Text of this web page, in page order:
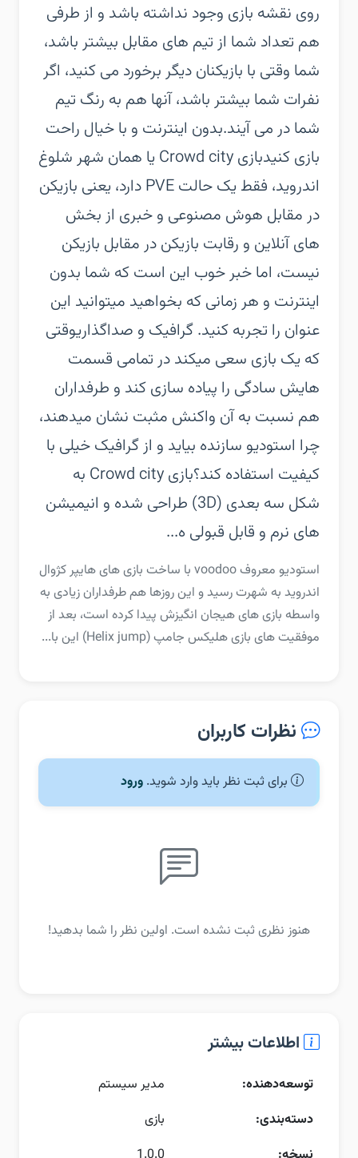
روی نقشه بازی وجود نداشته باشد و از طرفی
هم تعداد شما از تیم های مقابل بیشتر باشد،
شما وقتی با بازیکنان دیگر برخورد می کنید، اگر
نفرات شما بیشتر باشد، آنها هم به رنگ تیم
شما در می آیند.بدون اینترنت و با خیال راحت
بازی کنیدبازی Crowd city یا همان شهر شلوغ
اندروید، فقط یک حالت PVE دارد، یعنی بازیکن
در مقابل هوش مصنوعی و خبری از بخش
های آنلاین و رقابت بازیکن در مقابل بازیکن
نیست، اما خبر خوب این است که شما بدون
اینترنت و هر زمانی که بخواهید میتوانید این
عنوان را تجربه کنید. گرافیک و صداگذاریوقتی
که یک بازی سعی میکند در تمامی قسمت
هایش سادگی را پیاده سازی کند و طرفداران
هم نسبت به آن واکنش مثبت نشان میدهند،
چرا استودیو سازنده بیاید و از گرافیک خیلی با
کیفیت استفاده کند؟بازی Crowd city به
شکل سه بعدی (3D) طراحی شده و انیمیشن
های نرم و قابل قبولی ه...
استودیو معروف voodoo با ساخت بازی های هایپر کژوال
اندروید به شهرت رسید و این روزها هم طرفداران زیادی به
واسطه بازی های هیجان انگیزش پیدا کرده است، بعد از
موفقیت های بازی هلیکس جامپ (Helix jump) این با...
نظرات کاربران
برای ثبت نظر باید وارد شوید. ورود
هنوز نظری ثبت نشده است. اولین نظر را شما بدهید!
اطلاعات بیشتر
توسعه‌دهنده:
مدیر سیستم
دسته‌بندی:
بازی